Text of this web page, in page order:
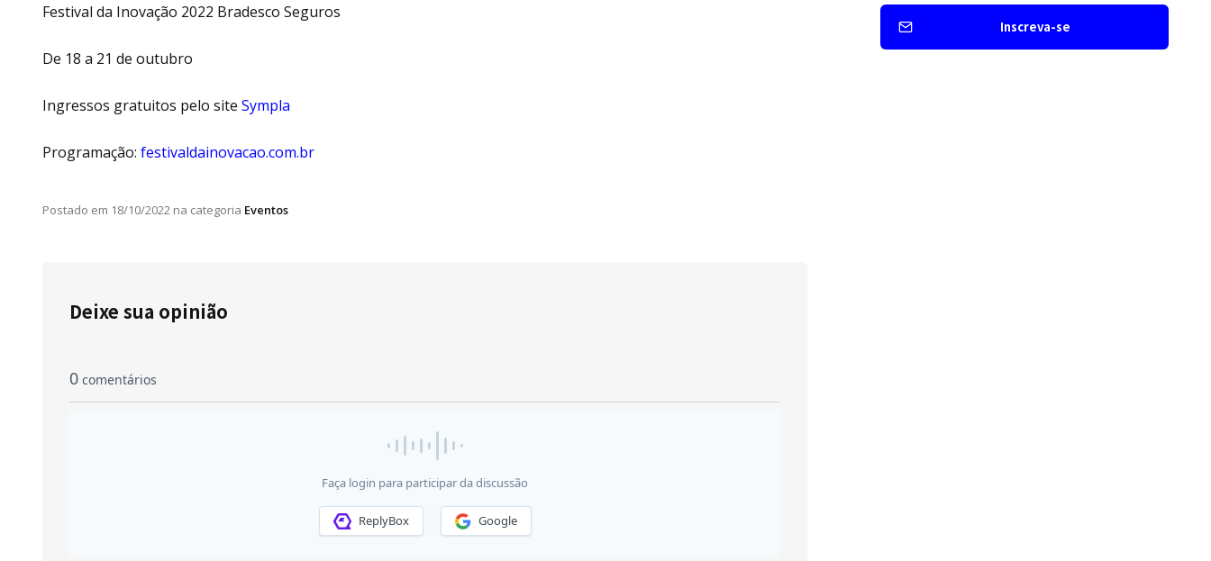
Festival da Inovação 2022 Bradesco Seguros
De 18 a 21 de outubro
Ingressos gratuitos pelo site Sympla
Programação: festivaldainovacao.com.br
Postado em 18/10/2022 na categoria Eventos
Deixe sua opinião
Inscreva-se